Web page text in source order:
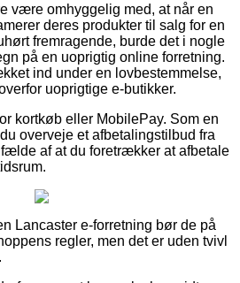
være omhyggelig med, at når en
deres produkter til salg for en
fremragende, burde det i nogle
på en uoprigtig online forretning.
ind under en lovbestemmelse,
uoprigtige e-butikker.
kortkøb eller MobilePay. Som en
overveje et afbetalingstilbud fra
af at du foretrækker at afbetale
Lancaster e-forretning bør de på
regler, men det er uden tvivl